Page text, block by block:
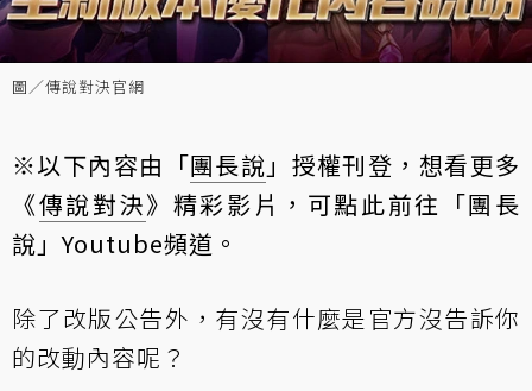
圖／傳說對決官網
※以下內容由「團長說 」授權刊登，想看更多
《傳說對決》精彩影片，可點此前往「團長
說」Youtube頻道 。
除了改版公告外，有沒有什麼是官方沒告訴你
的改動內容呢？